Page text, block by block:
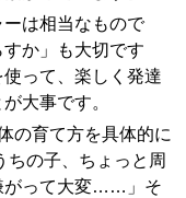
は相当なもので
か」も大切です
って、楽しく発達
大事です。
の育て方を具体的に
ちの子、ちょっと周
がって大変……」そ